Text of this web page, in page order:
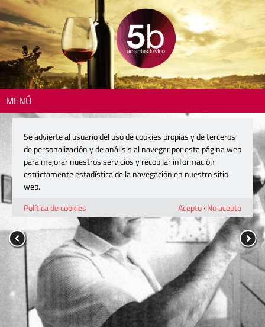
MENÚ
Se advierte al usuario del uso de cookies propias y de terceros
de personalización y de análisis al navegar por esta página web
para mejorar nuestros servicios y recopilar información
estrictamente estadística de la navegación en nuestro sitio
web.
Política de cookies
Acepto· No acepto